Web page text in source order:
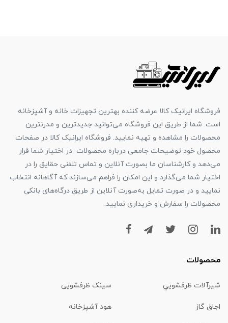
فروشگاه ایرانیک کالا عرضه کننده بهترین تجهیزات خانه و آشپزخانه
است. شما از طریق این فروشگاه می‌توانید جدیدترین و مدرنترین
محصولات را مشاهده و تهیه نمایید. فروشگاه ایرانیک کالا در صفحات
محصول خود توضیحات جامعی درباره محصولات در اختیار شما قرار
می‌دهد و کارشناسان ما بصورت آنلاین و تماس تلفنی حقایق را در
اختیار شما می‌گذارد و این امکان را فراهم می‌سازند که آگاهانه انتخاب
نمایید و در صورت تمایل به‌صورت آنلاین از طریق درگاه‌های بانکی
محصولات را سفارش و خریداری نمایید.
محصولات
شیرآلات ظرفشويي سینک ظرفشویی
اجاق گاز هود آشپزخانه